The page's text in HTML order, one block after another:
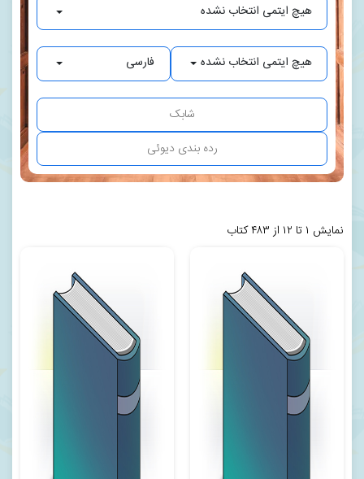
هیچ ایتمی انتخاب نشده
هیچ ایتمی انتخاب نشده فارسی
نمایش ۱ تا ۱۲ از ۴۸۳ کتاب